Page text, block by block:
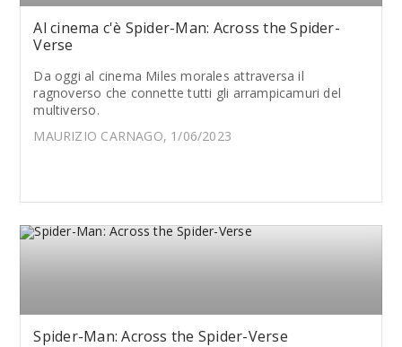
Al cinema c'è Spider-Man: Across the Spider-
Verse
Da oggi al cinema Miles morales attraversa il
ragnoverso che connette tutti gli arrampicamuri del
multiverso.
MAURIZIO CARNAGO, 1/06/2023
Spider-Man: Across the Spider-Verse